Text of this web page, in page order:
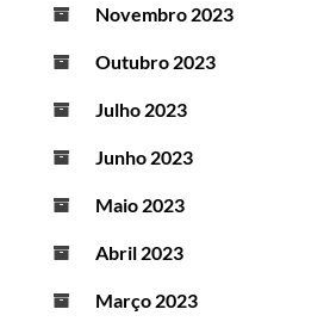
Novembro 2023
Outubro 2023
Julho 2023
Junho 2023
Maio 2023
Abril 2023
Março 2023